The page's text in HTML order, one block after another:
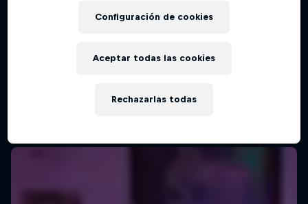
Configuración de cookies
Rechazarlas todas
Aceptar todas las cookies